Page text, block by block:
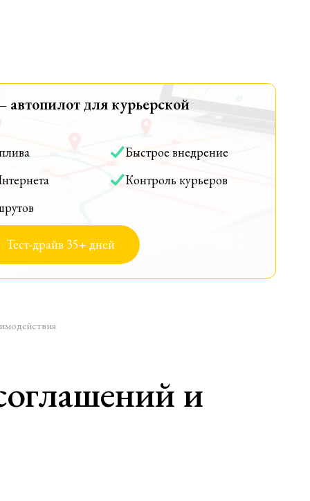
для курьерской
Быстрое внедрение
Контроль курьеров
Тест-драйв 35+ дней
и